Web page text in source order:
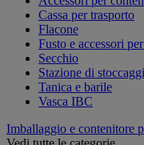
Cassa per trasporto
Flacone
Fusto e accessori
Secchio
Stazione di
Tanica e barile
Vasca IBC
Imballaggio e contenitore